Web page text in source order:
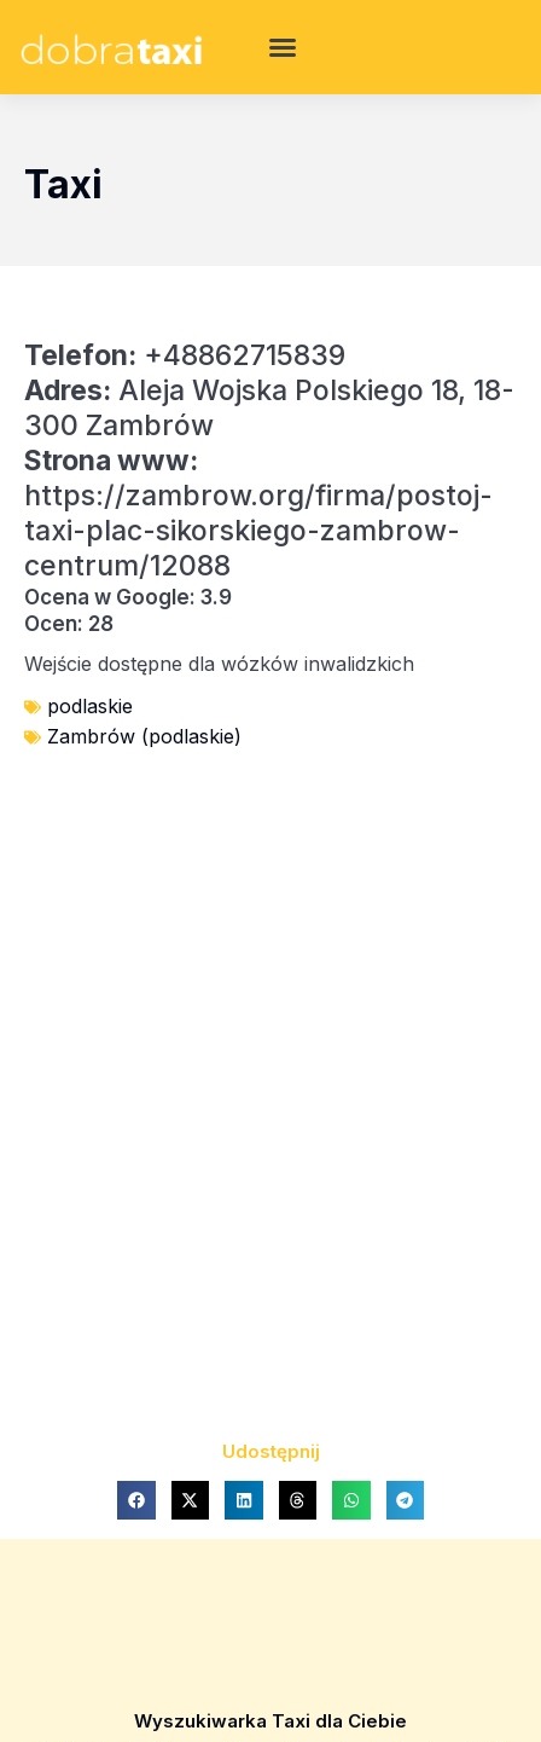
Taxi
Telefon: +48862715839
Adres: Aleja Wojska Polskiego 18, 18-
300 Zambrów
Strona www:
https://zambrow.org/firma/postoj-
taxi-plac-sikorskiego-zambrow-
centrum/12088
Ocena w Google: 3.9
Ocen: 28
Wejście dostępne dla wózków inwalidzkich
podlaskie
Zambrów (podlaskie)
Udostępnij
Wyszukiwarka Taxi dla Ciebie